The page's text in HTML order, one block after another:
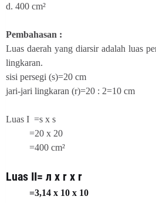
d. 400 cm²
Pembahasan :
Luas daerah yang diarsir adalah luas
lingkaran.
sisi persegi (s)=20 cm
jari-jari lingkaran (r)=20 : 2=10 cm
Luas I =s x s
=20 x 20
=400 cm²
Luas II= л x r x r
=3,14 x 10 x 10